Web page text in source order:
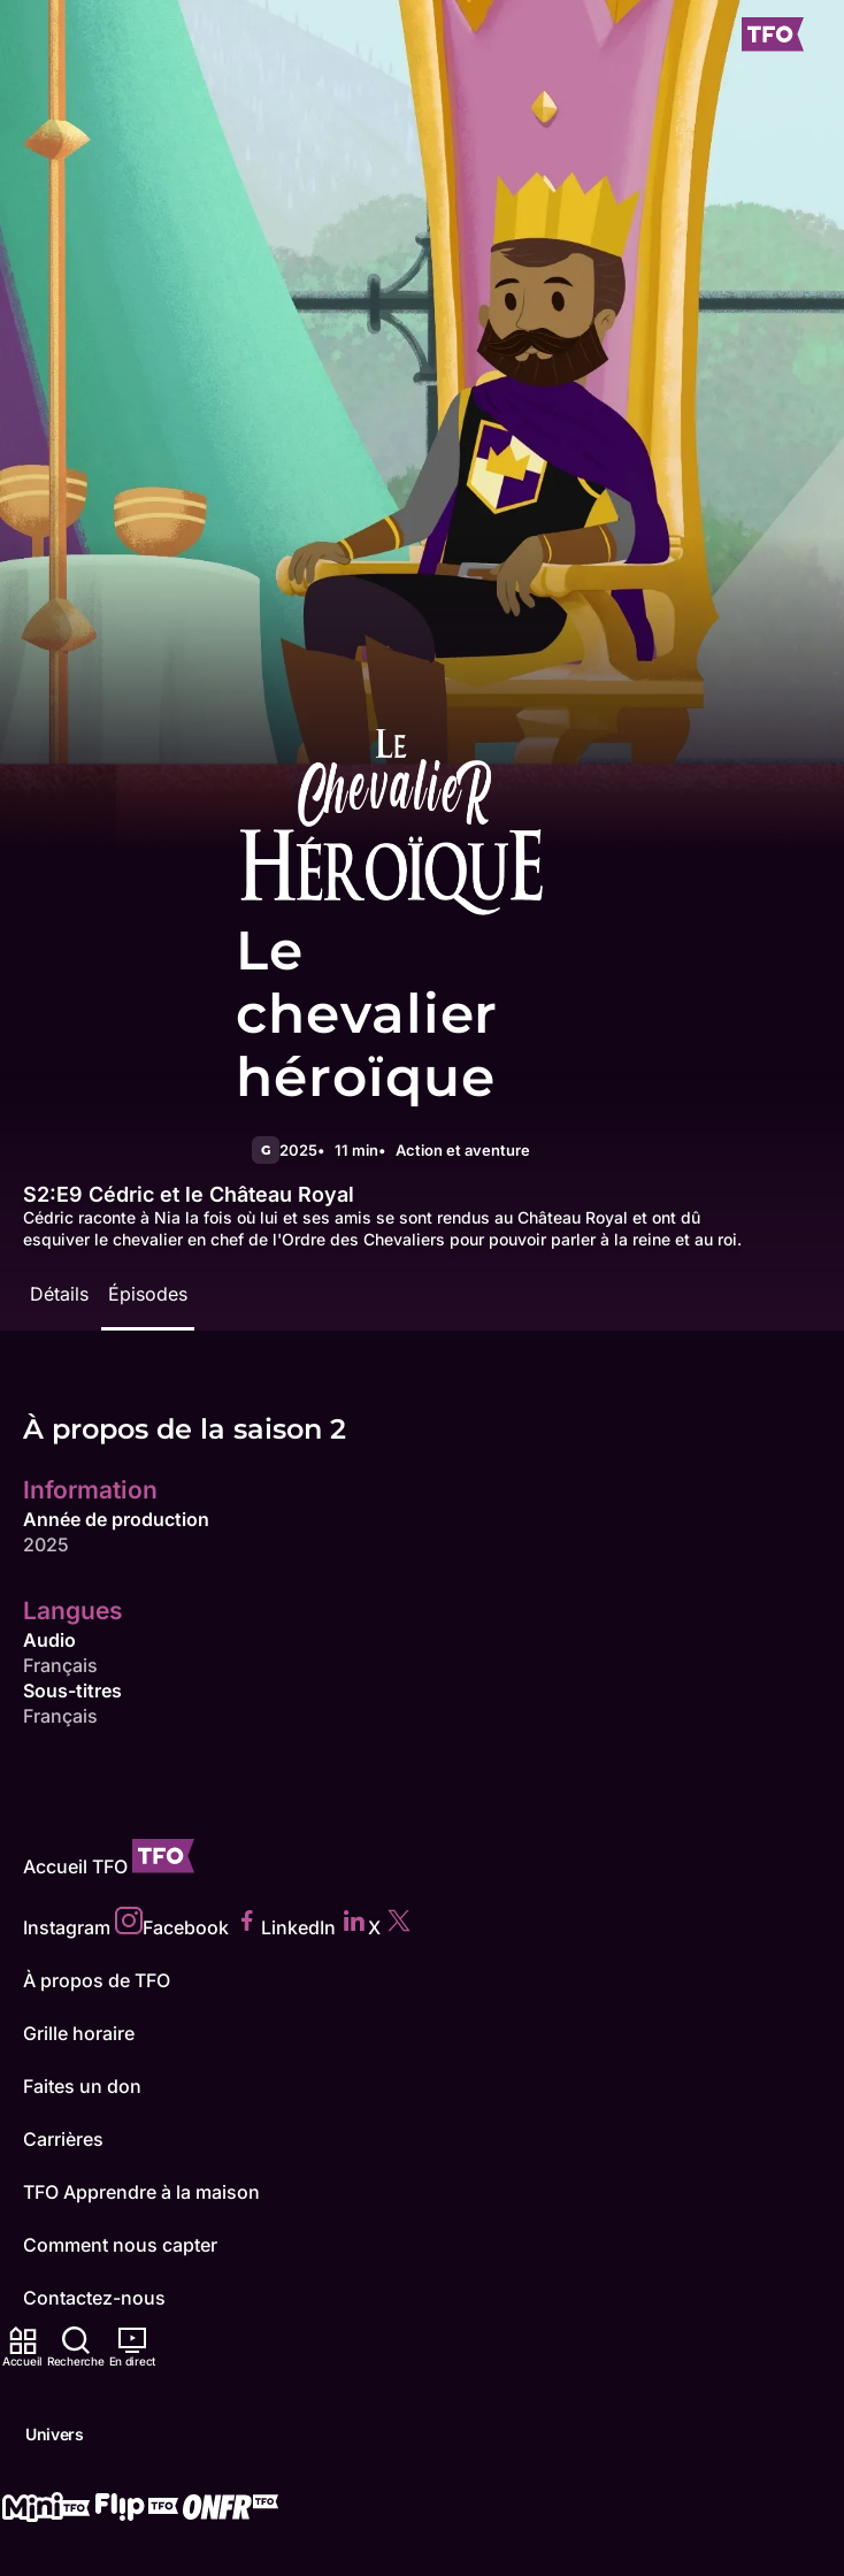
Accueil Recherche En direct
Univers
Le
chevalier
héroïque
G 2025 11 min Action et aventure
S2:E9 Cédric et le Château Royal
Cédric raconte à Nia la fois où lui et ses amis se sont rendus au Château Royal et ont dû
esquiver le chevalier en chef de l'Ordre des Chevaliers pour pouvoir parler à la reine et au roi.
Détails Épisodes
À propos de la saison 2
Information
Année de production
2025
Langues
Audio
Français
Sous-titres
Français
Accueil TFO
Instagram Facebook LinkedIn X
À propos de TFO
Grille horaire
Faites un don
Carrières
TFO Apprendre à la maison
Comment nous capter
Contactez-nous
ONFR
Conditions d'utilisation